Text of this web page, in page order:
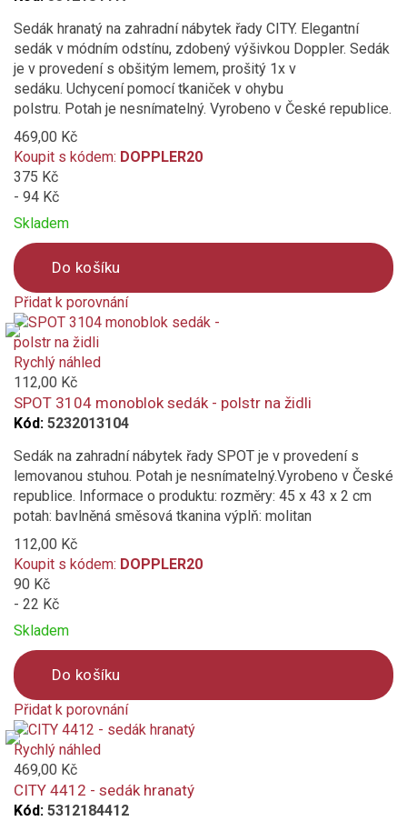
Sedák hranatý na zahradní nábytek řady CITY. Elegantní
sedák v módním odstínu, zdobený výšivkou Doppler. Sedák
je v provedení s obšitým lemem, prošitý 1x v
sedáku. Uchycení pomocí tkaniček v ohybu
polstru. Potah je nesnímatelný. Vyrobeno v České republice.
469,00 Kč
Koupit s kódem: DOPPLER20
375 Kč
- 94 Kč
Skladem
Do košíku
Přidat k porovnání
Product
is
added
to
compare
Rychlý náhled
112,00 Kč
SPOT 3104 monoblok sedák - polstr na židli
Kód: 5232013104
Sedák na zahradní nábytek řady SPOT je v provedení s
lemovanou stuhou. Potah je nesnímatelný.Vyrobeno v České
republice. Informace o produktu: rozměry: 45 x 43 x 2 cm
potah: bavlněná směsová tkanina výplň: molitan
112,00 Kč
Koupit s kódem: DOPPLER20
90 Kč
- 22 Kč
Skladem
Do košíku
Přidat k porovnání
Product
is
added
to
compare
Rychlý náhled
469,00 Kč
CITY 4412 - sedák hranatý
Kód: 5312184412